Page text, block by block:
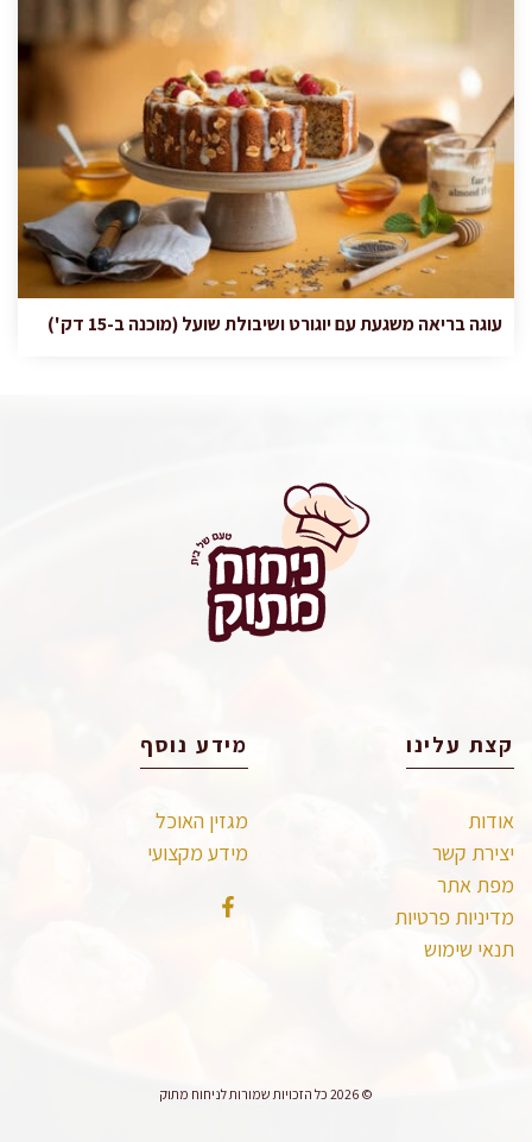
עוגה בריאה משגעת עם יוגורט ושיבולת שועל (מוכנה ב-15 דק')
קצת עלינו
אודות
יצירת קשר
מפת אתר
מדיניות פרטיות
תנאי שימוש
מידע נוסף
מגזין האוכל
מידע מקצועי
© 2026 כל הזכויות שמורות לניחוח מתוק